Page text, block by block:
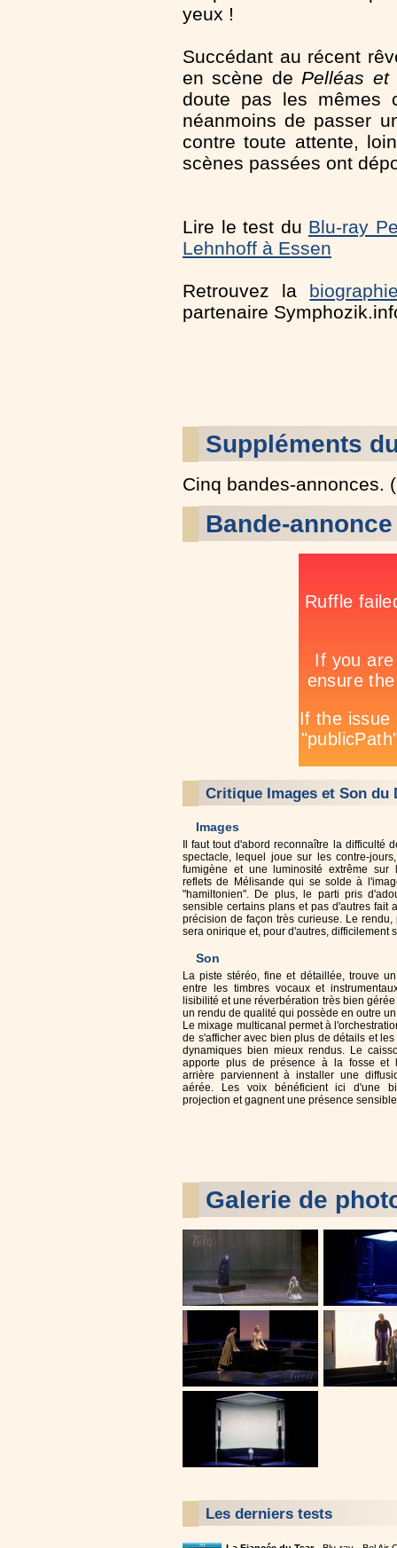
yeux !
Succédant au récent
en scène de Pelléas et
doute pas les mêmes
néanmoins de passer
contre toute attente,
scènes passées ont
Lire le test du Blu-ray
Lehnhoff à Essen
Retrouvez la
partenaire
Suppléments
Cinq bandes-annonces.
Bande-
Critique Images et Son du
Images
Il faut tout d'abord reconnaître la difficulté
spectacle, lequel joue sur les contre-
fumigène et une luminosité extrême sur
reflets de Mélisande qui se solde à
"hamiltonien". De plus, le parti pris
sensible certains plans et pas d'autres fait
précision de façon très curieuse. Le rendu,
sera onirique et, pour d'autres, difficilement
Son
La piste stéréo, fine et détaillée, trouve
entre les timbres vocaux et
lisibilité et une réverbération très bien
un rendu de qualité qui possède en outre
Le mixage multicanal permet à
de s'afficher avec bien plus de détails et
dynamiques bien mieux rendus. Le
apporte plus de présence à la fosse et
arrière parviennent à installer une
aérée. Les voix bénéficient ici d'une
projection et gagnent une présence
Galerie de
Les derniers tests